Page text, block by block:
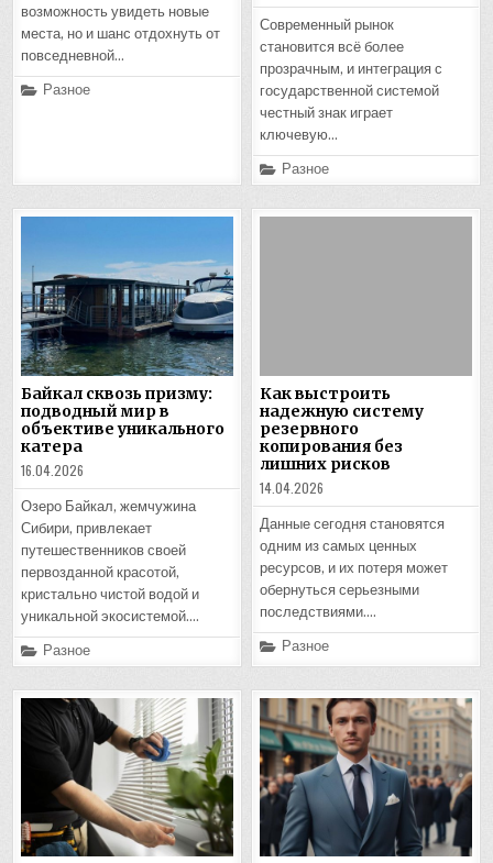
возможность увидеть новые
места, но и шанс отдохнуть от
повседневной…
Posted
Разное
Современный рынок
становится всё более
прозрачным, и интеграция с
государственной системой
честный знак играет
ключевую…
Posted
in
Разное
Байкал сквозь призму:
подводный мир в
объективе уникального
катера
16.04.2026
Озеро Байкал, жемчужина
Сибири, привлекает
путешественников своей
первозданной красотой,
кристально чистой водой и
уникальной экосистемой….
Posted
in
Разное
Как выстроить
надежную систему
резервного
копирования без
лишних рисков
14.04.2026
Данные сегодня становятся
одним из самых ценных
ресурсов, и их потеря может
обернуться серьезными
последствиями….
Posted
Разное